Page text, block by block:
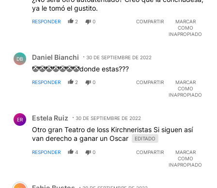
ya le tomó el gustito.
RESPONDER 2 0 COMPARTIR
MARCAR
COMO
INAPROPIADO
DB Daniel Bianchi 30 DE SEPTIEMBRE DE 2022
🤡🤡🤡🤡🤡🤡🤡donde estas???
RESPONDER 2 0 COMPARTIR
MARCAR
COMO
INAPROPIADO
ER Estela Ruiz 30 DE SEPTIEMBRE DE 2022
Otro gran Teatro de loss Kirchneristas Si siguen así
van derecho a ganar un Oscar
EDITADO
RESPONDER 4 0 COMPARTIR
MARCAR
COMO
INAPROPIADO
Comentario de Fabio Bustos.